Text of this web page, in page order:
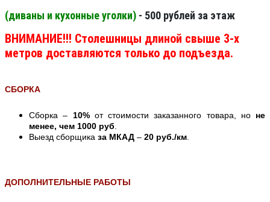
(диваны и кухонные уголки) - 500 рублей за этаж
ВНИМАНИЕ!!! Столешницы длиной свыше 3-х
метров доставляются только до подъезда.
СБОРКА
Сборка – 10%от стоимости заказанного товара, но не
менее, чем 1000 руб
Выезд сборщика за МКАД – 20 руб./км
ДОПОЛНИТЕЛЬНЫЕ РАБОТЫ